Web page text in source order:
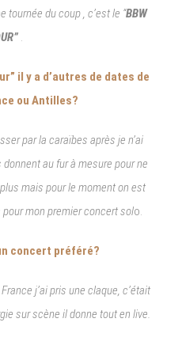
tournée du coup , c’est le “BBW
.
il y a d’autres de dates de
ou Antilles?
par la caraïbes après je n’ai
au fur à mesure pour ne
mais pour le moment on est
mon premier concert solo.
concert préféré?
j’ai pris une claque, c’était
sur scène il donne tout en live.